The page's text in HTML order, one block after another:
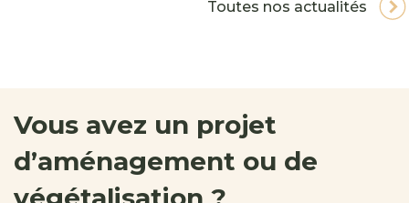
Toutes nos actualités
Vous avez un projet
d’aménagement ou de